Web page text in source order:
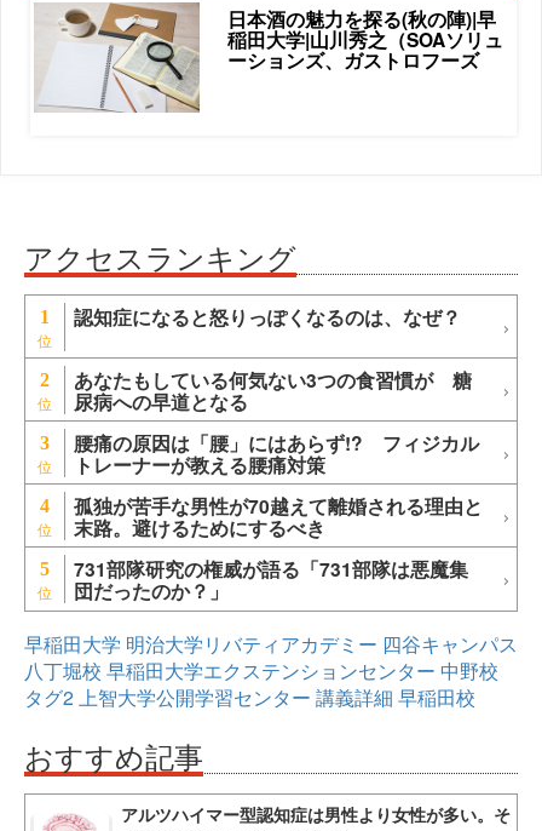
日本酒の魅力を探る(秋の陣)|早
稲田大学|山川秀之（SOAソリュ
ーションズ、ガストロフーズ
アクセスランキング
1 認知症になると怒りっぽくなるのは、なぜ？
2 あなたもしている何気ない3つの食習慣が 糖
尿病への早道となる
3 腰痛の原因は「腰」にはあらず!? フィジカル
トレーナーが教える腰痛対策
4 孤独が苦手な男性が70越えて離婚される理由と
末路。避けるためにするべき
5 731部隊研究の権威が語る「731部隊は悪魔集
団だったのか？」
早稲田大学 明治大学リバティアカデミー 四谷キャンパス
八丁堀校 早稲田大学エクステンションセンター 中野校
タグ2上智大学公開学習センター 講義詳細 早稲田校
おすすめ記事
アルツハイマー型認知症は男性より女性が多い。そ